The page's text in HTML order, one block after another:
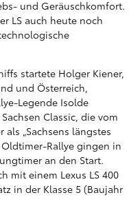
und Geräuschkomfort.
LS auch heute noch
startete Holger Kiener,
und Österreich,
Legende Isolde
Classic, die vom
„Sachsens längstes
Rallye gingen in
an den Start.
mit einem Lexus LS 400
in der Klasse 5 (Baujahr